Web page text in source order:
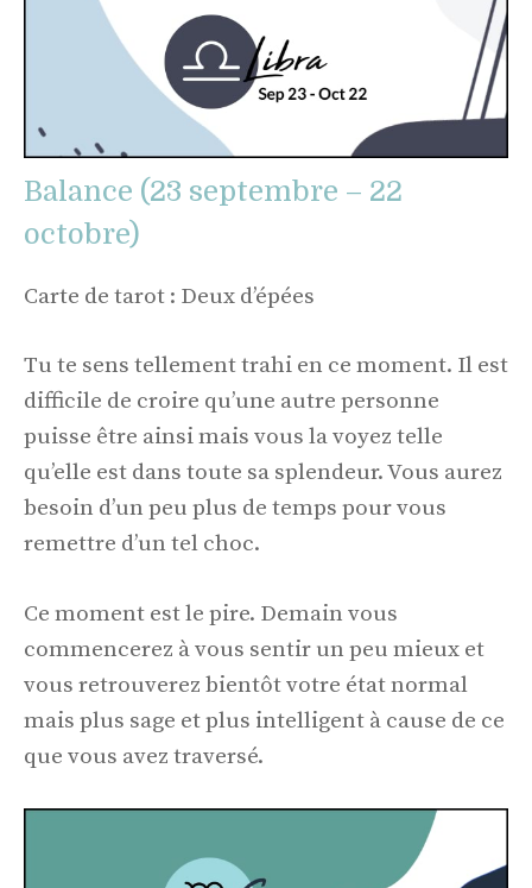
Balance (23 septembre – 22
octobre)
Carte de tarot : Deux d’épées
Tu te sens tellement trahi en ce moment. Il est
difficile de croire qu’une autre personne
puisse être ainsi mais vous la voyez telle
qu’elle est dans toute sa splendeur. Vous aurez
besoin d’un peu plus de temps pour vous
remettre d’un tel choc.
Ce moment est le pire. Demain vous
commencerez à vous sentir un peu mieux et
vous retrouverez bientôt votre état normal
mais plus sage et plus intelligent à cause de ce
que vous avez traversé.